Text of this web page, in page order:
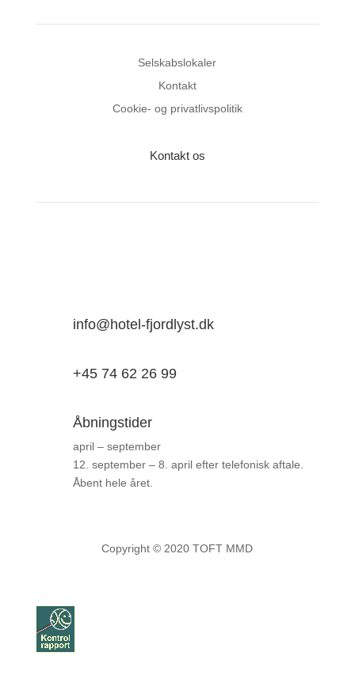
Selskabslokaler
Kontakt
Cookie- og privatlivspolitik
Kontakt os
info@hotel-fjordlyst.dk
+45 74 62 26 99
Åbningstider
april – september
12. september – 8. april efter telefonisk aftale.
Åbent hele året.
Copyright © 2020 TOFT MMD